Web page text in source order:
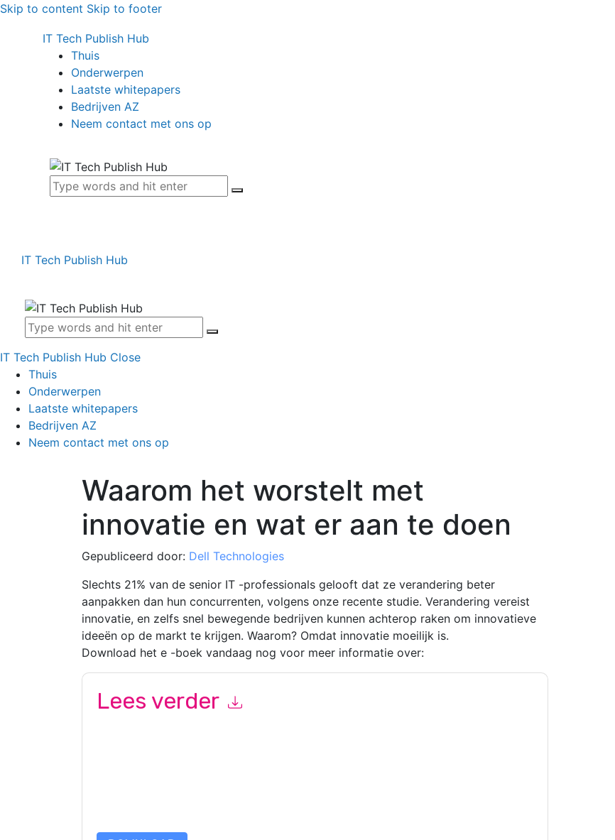
Skip to content Skip to footer
IT Tech Publish Hub
Thuis
Onderwerpen
Laatste whitepapers
Bedrijven AZ
Neem contact met ons op
IT Tech Publish Hub
IT Tech Publish Hub Close
Thuis
Onderwerpen
Laatste whitepapers
Bedrijven AZ
Neem contact met ons op
Waarom het worstelt met
innovatie en wat er aan te doen
Gepubliceerd door: Dell Technologies
Slechts 21% van de senior IT -professionals gelooft dat ze verandering beter
aanpakken dan hun concurrenten, volgens onze recente studie. Verandering vereist
innovatie, en zelfs snel bewegende bedrijven kunnen achterop raken om innovatieve
ideeën op de markt te krijgen. Waarom? Omdat innovatie moeilijk is.
Download het e -boek vandaag nog voor meer informatie over:
Lees verder